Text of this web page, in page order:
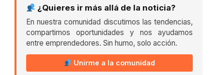
¿Quieres ir más allá de la noticia?
En nuestra comunidad discutimos las tendencias,
compartimos oportunidades y nos ayudamos
entre emprendedores. Sin humo, solo acción.
Unirme a la comunidad